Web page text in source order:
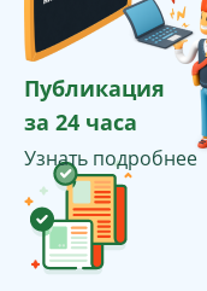
Публикация
за 24 часа
Узнать подробнее